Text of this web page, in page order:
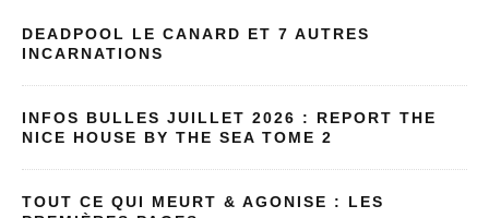
DEADPOOL LE CANARD ET 7 AUTRES
INCARNATIONS
INFOS BULLES JUILLET 2026 : REPORT THE
NICE HOUSE BY THE SEA TOME 2
TOUT CE QUI MEURT & AGONISE : LES